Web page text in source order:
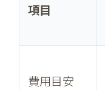
項目
費用目安